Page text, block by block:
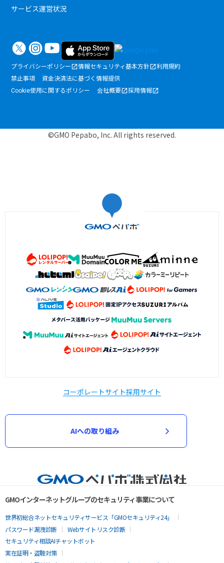
サービス運営状況
プライバシーポリシー 情報セキュリティ基本方針
利用規約
禁止事項
資金決済法に基づく情報提供
Cookie使用に関するポリシー
会社概要 採用情報
©GMO Pepabo, Inc. All rights reserved.
コーポレートサイト採用サイト
AIへの取り組み
GMOインターネットグループのセキュリティ事業について
世界初総合ネットセキュリティサービス「GMOセキュリティ24」
パスワード漏洩診断
Webサイトリスク診断
セキュリティ相談AIチャットボット
実在証明・盗聴対策